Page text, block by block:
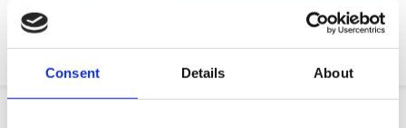
Consent Details About